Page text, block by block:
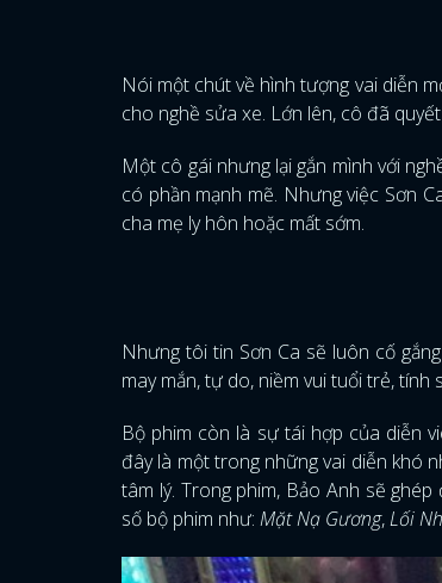
Nói một chút về hình tượng vai diễn
cho nghề sửa xe. Lớn lên, cô đã
Một cô gái nhưng lại gắn mình với
có phần mạnh mẽ. Nhưng việc Sơn
cha mẹ ly hôn hoặc mất sớm.
Nhưng tôi tin Sơn Ca sẽ luôn cố
may mắn, tự do, niềm vui tuổi trẻ,
Bộ phim còn là sự tái hợp của diễn
đây là một trong những vai diễn khó
tâm lý. Trong phim, Bảo Anh sẽ ghép
số bộ phim như: Mặt Nạ Gương,Lối